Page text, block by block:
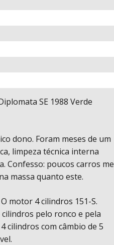
SE 1988 Verde
dono. Foram meses de um
limpeza técnica interna
Confesso: poucos carros me
massa quanto este.
motor 4 cilindros 151-S.
pelo ronco e pela
cilindros com câmbio de 5